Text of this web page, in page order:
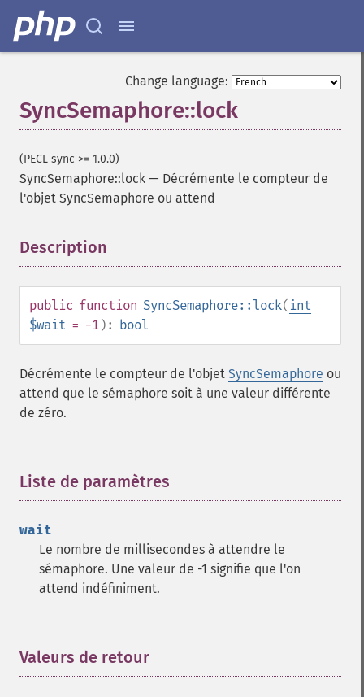
Change language:
SyncSemaphore::lock
(PECL sync >= 1.0.0)
SyncSemaphore::lock — Décrémente le compteur de
l'objet SyncSemaphore ou attend
Description
public function SyncSemaphore::lock( int
$wait = -1): bool
Décrémente le compteur de l'objet SyncSemaphore ou
attend que le sémaphore soit à une valeur différente
de zéro.
Liste de paramètres
wait
Le nombre de millisecondes à attendre le
sémaphore. Une valeur de -1 signifie que l'on
attend indéfiniment.
Valeurs de retour